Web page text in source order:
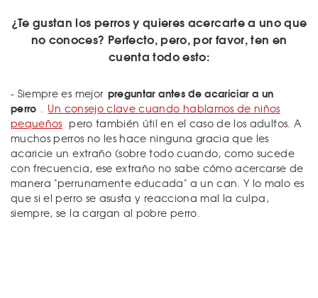
¿Te gustan los perros y quieres acercarte a uno que
no conoces? Perfecto, pero, por favor, ten en
cuenta todo esto:
- Siempre es mejor preguntar antes de acariciar a un
perro
Un consejo clave cuando hablamos de niños
pequeños pero también útil en el caso de los adultos. A
muchos perros no les hace ninguna gracia que les
acaricie un extraño (sobre todo cuando, como sucede
con frecuencia, ese extraño no sabe cómo acercarse de
manera "perrunamente educada" a un can. Y lo malo es
que si el perro se asusta y reacciona mal la culpa,
siempre, se la cargan al pobre perro.